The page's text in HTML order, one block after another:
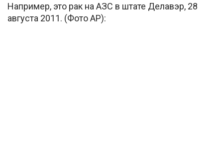
Например, это рак на АЗС в штате Делавэр, 28
августа 2011. (Фото AP):